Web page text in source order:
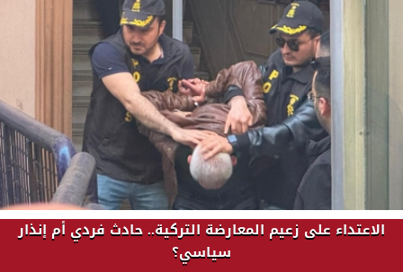
الاعتداء على زعيم المعارضة التركية.. حادث فردي أم إنذار
سياسي؟